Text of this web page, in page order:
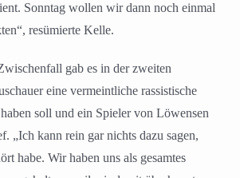
Sonntag wollen wir dann noch einmal
resümierte Kelle.
gab es in der zweiten
eine vermeintliche rassistische
soll und ein Spieler von Löwensen
„Ich kann rein gar nichts dazu sagen,
habe. Wir haben uns als gesamtes